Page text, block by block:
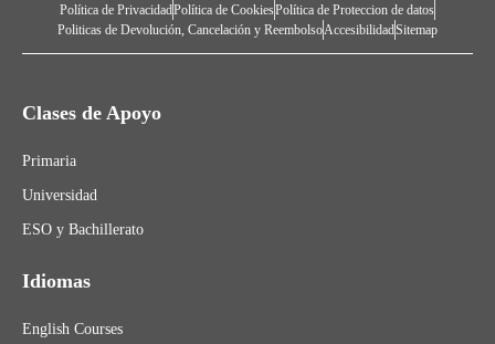
Política de PrivacidadPolítica de CookiesPolítica de Proteccion de datos
Politicas de Devolución, Cancelación y ReembolsoAccesibilidadSitemap
Clases de Apoyo
Primaria
Universidad
ESO y Bachillerato
Idiomas
English Courses